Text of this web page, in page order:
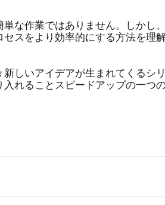
な作業ではありません。しかし、
スをより効率的にする方法を理
しいアイデアが生まれてくるシリ
れることスピードアップの一つ